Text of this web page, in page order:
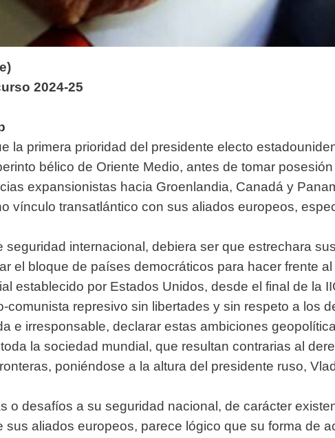
2024-25
la primera prioridad del presidente electo
bélico de Oriente Medio, antes de tomar
expansionistas hacia Groenlandia, Canadá y
vínculo transatlántico con sus aliados europeos,
internacional, debiera ser que estrechara
el bloque de países democráticos para hacer frente
establecido por Estados Unidos, desde el final de la
represivo sin libertades y sin respeto a los
e irresponsable, declarar estas ambiciones
la sociedad mundial, que resultan contrarias al
poniéndose a la altura del presidente ruso,
o desafíos a su seguridad nacional, de carácter
sus aliados europeos, parece lógico que su forma de